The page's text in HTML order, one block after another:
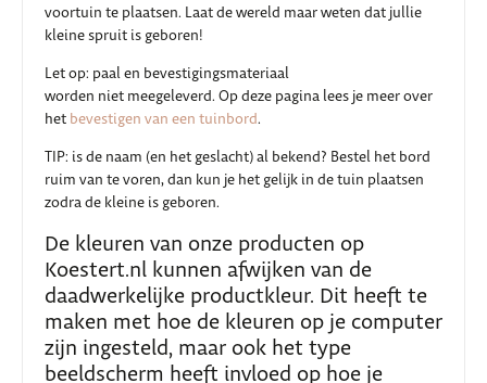
voortuin te plaatsen. Laat de wereld maar weten dat jullie
kleine spruit is geboren!
Let op: paal en bevestigingsmateriaal
worden niet meegeleverd. Op deze pagina lees je meer over
het bevestigen van een tuinbord.
TIP: is de naam (en het geslacht) al bekend? Bestel het bord
ruim van te voren, dan kun je het gelijk in de tuin plaatsen
zodra de kleine is geboren.
De kleuren van onze producten op
Koestert.nl kunnen afwijken van de
daadwerkelijke productkleur. Dit heeft te
maken met hoe de kleuren op je computer
zijn ingesteld, maar ook het type
beeldscherm heeft invloed op hoe je